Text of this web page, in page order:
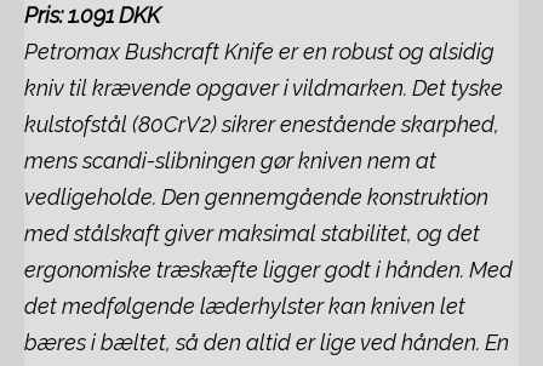
Pris: 1.091 DKK
Petromax Bushcraft Knife er en robust og alsidig
kniv til krævende opgaver i vildmarken. Det tyske
kulstofstål (80CrV2) sikrer enestående skarphed,
mens scandi-slibningen gør kniven nem at
vedligeholde. Den gennemgående konstruktion
med stålskaft giver maksimal stabilitet, og det
ergonomiske træskæfte ligger godt i hånden. Med
det medfølgende læderhylster kan kniven let
bæres i bæltet, så den altid er lige ved hånden. En